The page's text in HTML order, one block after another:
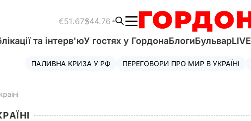
€51.67$44.76
та інтерв'юУ гостях у ГордонаБлогиБульварLIVE
ПАЛИВНА КРИЗА У РФ ПЕРЕГОВОРИ ПРО МИР В УКРАЇНІ